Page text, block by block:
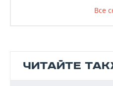
Все
ЧИТАЙТЕ